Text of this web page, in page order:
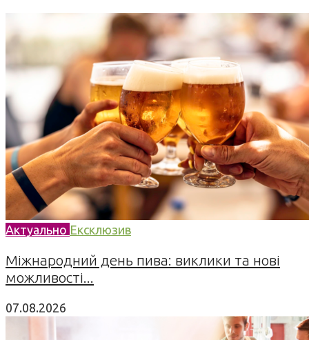
Актуально Ексклюзив
Міжнародний день пива: виклики та нові
можливості...
07.08.2026